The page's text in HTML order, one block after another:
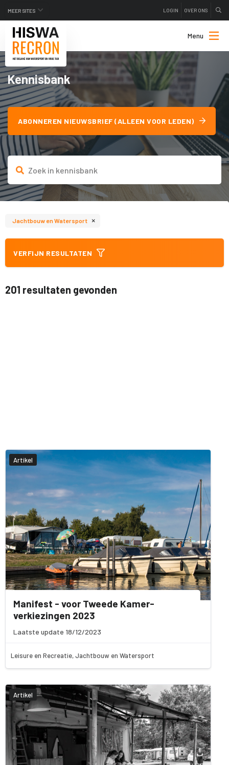
MEER SITES LOGIN OVER ONS
Menu
Kennisbank
ABONNEREN NIEUWSBRIEF (ALLEEN VOOR LEDEN)
Jachtbouw en Watersport ×
VERFIJN RESULTATEN
201 resultaten gevonden
Artikel
Manifest - voor Tweede Kamer-
verkiezingen 2023
Laatste update 18/12/2023
Leisure en Recreatie, Jachtbouw en Watersport
Artikel